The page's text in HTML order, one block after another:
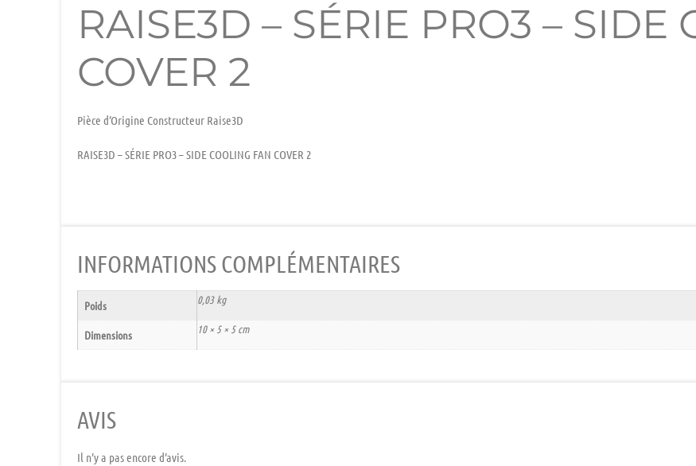
RAISE3D – SÉRIE PRO3 – SIDE
COVER 2
Pièce d’Origine Constructeur Raise3D
RAISE3D – SÉRIE PRO3 – SIDE COOLING FAN COVER 2
INFORMATIONS COMPLÉMENTAIRES
Poids 0,03 kg
Dimensions 10 × 5 × 5 cm
AVIS
Il n’y a pas encore d’avis.